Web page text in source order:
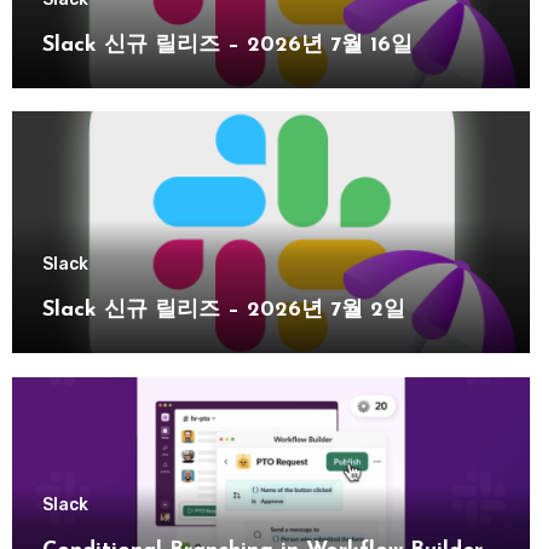
Slack 신규 릴리즈 – 2026년 7월 16일
Slack
Slack 신규 릴리즈 – 2026년 7월 2일
Slack